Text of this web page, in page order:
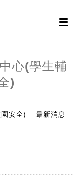
Toggle
心(學生輔
)
安全) 最新消息